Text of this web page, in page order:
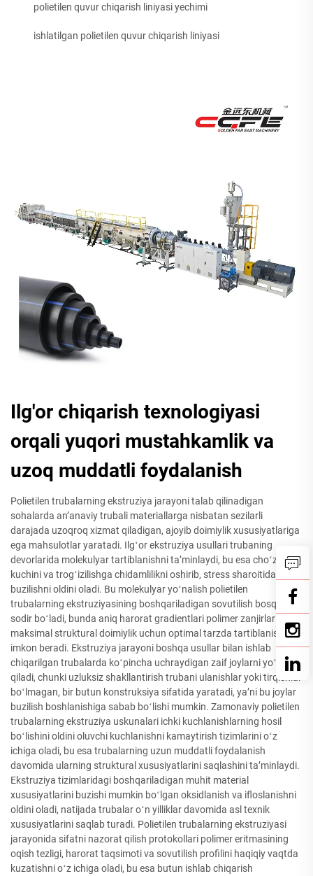
polietilen quvur chiqarish liniyasi yechimi
ishlatilgan polietilen quvur chiqarish liniyasi
Ilg'or chiqarish texnologiyasi
orqali yuqori mustahkamlik va
uzoq muddatli foydalanish
Polietilen trubalarning ekstruziya jarayoni talab qilinadigan
sohalarda anʼanaviy trubali materiallarga nisbatan sezilarli
darajada uzoqroq xizmat qiladigan, ajoyib doimiylik xususiyatlariga
ega mahsulotlar yaratadi. Ilgʻor ekstruziya usullari trubaning
devorlarida molekulyar tartiblanishni taʼminlaydi, bu esa choʻzilish
kuchini va trogʻizilishga chidamlilikni oshirib, stress sharoitida erta
buzilishni oldini oladi. Bu molekulyar yoʻnalish polietilen
trubalarning ekstruziyasining boshqariladigan sovutilish bosqichida
sodir boʻladi, bunda aniq harorat gradientlari polimer zanjirlarining
maksimal struktural doimiylik uchun optimal tarzda tartiblanishiga
imkon beradi. Ekstruziya jarayoni boshqa usullar bilan ishlab
chiqarilgan trubalarda koʻpincha uchraydigan zaif joylarni yoʻq
qiladi, chunki uzluksiz shakllantirish trubani ulanishlar yoki tirqishlar
boʻlmagan, bir butun konstruksiya sifatida yaratadi, yaʼni bu joylar
buzilish boshlanishiga sabab boʻlishi mumkin. Zamonaviy polietilen
trubalarning ekstruziya uskunalari ichki kuchlanishlarning hosil
boʻlishini oldini oluvchi kuchlanishni kamaytirish tizimlarini oʻz
ichiga oladi, bu esa trubalarning uzun muddatli foydalanish
davomida ularning struktural xususiyatlarini saqlashini taʼminlaydi.
Ekstruziya tizimlaridagi boshqariladigan muhit material
xususiyatlarini buzishi mumkin boʻlgan oksidlanish va ifloslanishni
oldini oladi, natijada trubalar oʻn yilliklar davomida asl texnik
xususiyatlarini saqlab turadi. Polietilen trubalarning ekstruziyasi
jarayonida sifatni nazorat qilish protokollari polimer eritmasining
oqish tezligi, harorat taqsimoti va sovutilish profilini haqiqiy vaqtda
kuzatishni oʻz ichiga oladi, bu esa butun ishlab chiqarish